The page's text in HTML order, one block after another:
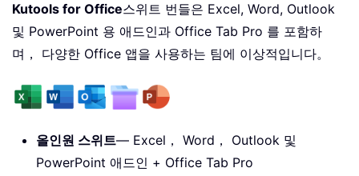
Kutools for Office스위트 번들은 Excel, Word, Outlook
및 PowerPoint 용 애드인과 Office Tab Pro 를 포함하
며， 다양한 Office 앱을 사용하는 팀에 이상적입니다。
올인원 스위트— Excel， Word， Outlook 및
PowerPoint 애드인 + Office Tab Pro